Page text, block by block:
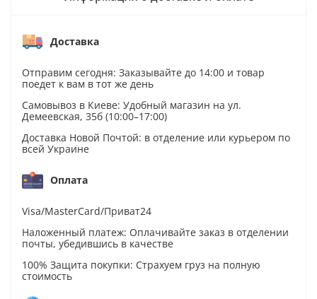
Доставка
Отправим сегодня: Заказывайте до 14:00 и товар
поедет к вам в тот же день
Самовывоз в Киеве: Удобный магазин на ул.
Демеевская, 35б (10:00–17:00)
Доставка Новой Почтой: в отделение или курьером по
всей Украине
Оплата
Visa/MasterCard/Приват24
Наложенный платеж: Оплачивайте заказ в отделении
почты, убедившись в качестве
100% Защита покупки: Страхуем груз на полную
стоимость